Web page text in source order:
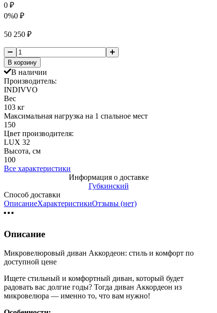
0 ₽
0%0 ₽
50 250 ₽
В корзину
В наличии
Производитель:
INDIVVO
Вес
103 кг
Максимальная нагрузка на 1 спальное мест
150
Цвет производителя:
LUX 32
Высота, см
100
Все характеристики
Информация о доставке
Губкинский
Способ доставки
ОписаниеХарактеристикиОтзывы (нет)
Описание
Микровелюровый диван Аккордеон: стиль и комфорт по
доступной цене
Ищете стильный и комфортный диван, который будет
радовать вас долгие годы? Тогда диван Аккордеон из
микровелюра — именно то, что вам нужно!